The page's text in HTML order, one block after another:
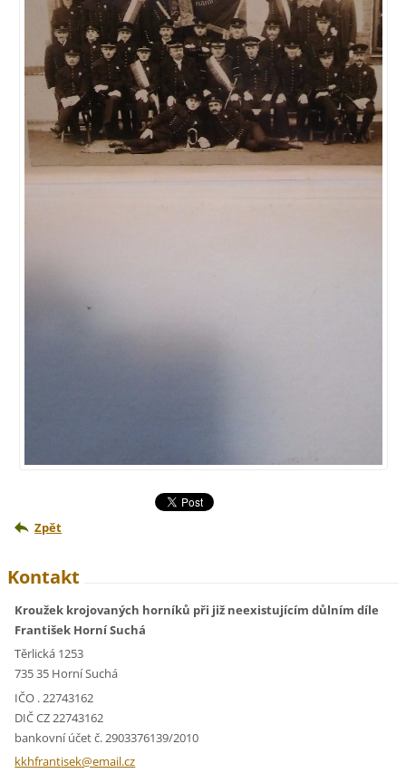
Zpět
Kontakt
Kroužek krojovaných horníků při již neexistujícím důlním díle
František Horní Suchá
Těrlická 1253
735 35 Horní Suchá
IČO . 22743162
DIČ CZ 22743162
bankovní účet č. 2903376139/2010
kkhfrantisek@email.cz